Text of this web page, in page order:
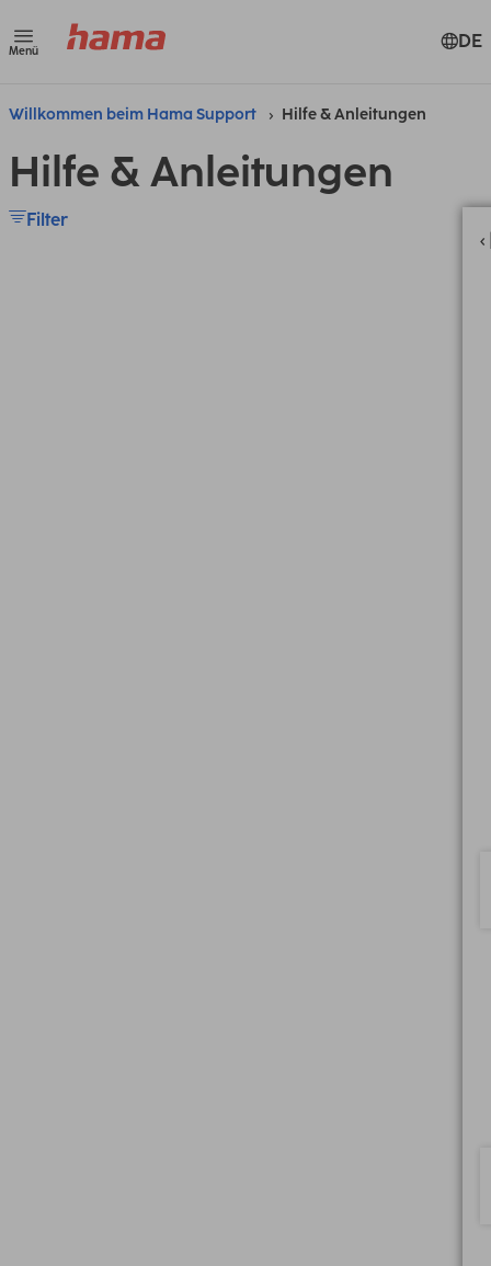
Menü DE
Willkommen beim Hama Support Hilfe & Anleitungen
Hilfe & Anleitungen
Filter